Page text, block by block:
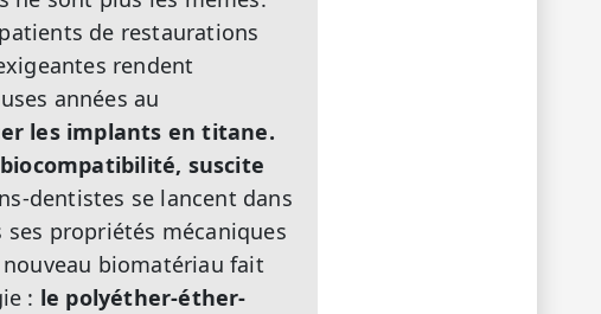
de restaurations
rendent
années au
les implants en titane.
suscite
dentistes se lancent dans
propriétés mécaniques
biomatériau fait
: le polyéther-éther-